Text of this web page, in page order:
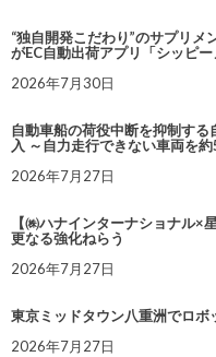
“独自開発こだわり”のサプリメ
がEC自動出荷アプリ「シッピ
2026年7月30日
自動車船の荷役中断を抑制す
入 ～自力走行できない車両を
2026年7月27日
【㈱ハナインターナショナル×
更なる強化ねらう
2026年7月27日
東京ミッドタウン八重洲でロ
2026年7月27日